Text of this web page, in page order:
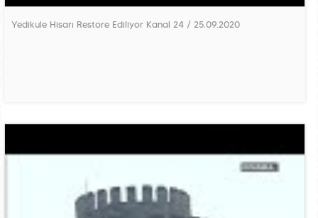
Yedikule Hisarı Restore Ediliyor Kanal 24 / 25.09.2020